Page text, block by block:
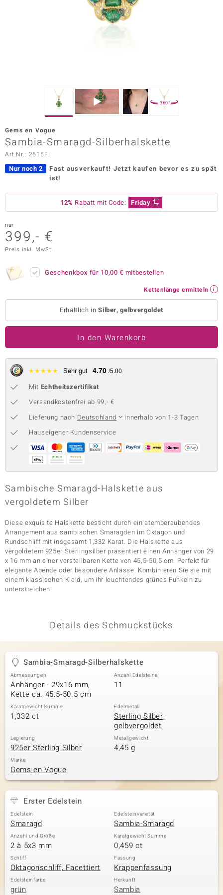
Vogue
Paraíso
Collection
BY DE MELO
Classics
360°
Gems en Vogue
Sambia-Smaragd-Silberhalskette
Art.Nr.: 2615FI
Nur noch 2 Fast ausverkauft! Jetzt kaufen bevor es zu spät
ist!
12% Rabatt mit Code: Friday
nur
399,- €
Preis inkl. MwSt.
Geschenkbox für 10,00 € mitbestellen
Kettenlänge ermitteln
Erhältlich inSilber, gelbvergoldet
In den Warenkorb
★★★★★ Sehr gut 4.70 /5.00
Mit Echtheitszertifikat
Versandkostenfrei ab 99,- €
Lieferung nach Deutschland
innerhalb von 1-3 Tagen
Hauseigener Kundenservice
Sambische Smaragd-Halskette aus
vergoldetem Silber
Diese exquisite Halskette besticht durch ein atemberaubendes
Arrangement aus sambischen Smaragden im Oktagon und
Rundschliff mit insgesamt 1,332 Karat. Die Halskette aus
vergoldetem 925er Sterlingsilber präsentiert einen Anhänger von 29
x 16 mm an einer verstellbaren Kette von 45,5-50,5 cm. Perfekt für
elegante Abende oder besondere Anlässe. Kombinieren Sie sie mit
einem klassischen Kleid, um ihr leuchtendes grünes Funkeln zu
unterstreichen.
Details des Schmuckstücks
Sambia-Smaragd-Silberhalskette
Abmessungen
Anhänger - 29x16 mm,
Kette ca. 45.5-50.5 cm
Anzahl Edelsteine
11
Karatgewicht Summe
1,332 ct
Edelmetall
Sterling Silber,
gelbvergoldet
Legierung
925er Sterling Silber
Metallgewicht
4,45 g
Marke
Gems en Vogue
Erster Edelstein
Edelstein
Smaragd
Edelsteinvarietät
Sambia-Smaragd
Anzahl und Größe
2 à 5x3 mm
Karatgewicht Summe
0,459 ct
Schliff
Oktagonschliff, Facettiert
Fassung
Krappenfassung
Edelsteinfarbe
grün
Herkunft
Sambia